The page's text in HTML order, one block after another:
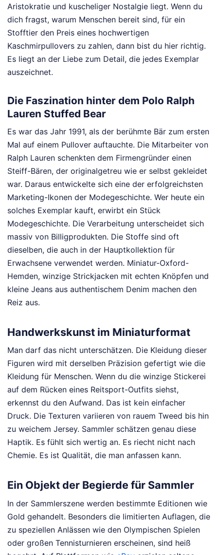
Aristokratie und kuscheliger Nostalgie liegt. Wenn du
dich fragst, warum Menschen bereit sind, für ein
Stofftier den Preis eines hochwertigen
Kaschmirpullovers zu zahlen, dann bist du hier richtig.
Es liegt an der Liebe zum Detail, die jedes Exemplar
auszeichnet.
Die Faszination hinter dem Polo Ralph
Lauren Stuffed Bear
Es war das Jahr 1991, als der berühmte Bär zum ersten
Mal auf einem Pullover auftauchte. Die Mitarbeiter von
Ralph Lauren schenkten dem Firmengründer einen
Steiff-Bären, der originalgetreu wie er selbst gekleidet
war. Daraus entwickelte sich eine der erfolgreichsten
Marketing-Ikonen der Modegeschichte. Wer heute ein
solches Exemplar kauft, erwirbt ein Stück
Modegeschichte. Die Verarbeitung unterscheidet sich
massiv von Billigprodukten. Die Stoffe sind oft
dieselben, die auch in der Hauptkollektion für
Erwachsene verwendet werden. Miniatur-Oxford-
Hemden, winzige Strickjacken mit echten Knöpfen und
kleine Jeans aus authentischem Denim machen den
Reiz aus.
Handwerkskunst im Miniaturformat
Man darf das nicht unterschätzen. Die Kleidung dieser
Figuren wird mit derselben Präzision gefertigt wie die
Kleidung für Menschen. Wenn du die winzige Stickerei
auf dem Rücken eines Reitsport-Outfits siehst,
erkennst du den Aufwand. Das ist kein einfacher
Druck. Die Texturen variieren von rauem Tweed bis hin
zu weichem Jersey. Sammler schätzen genau diese
Haptik. Es fühlt sich wertig an. Es riecht nicht nach
Chemie. Es ist Qualität, die man anfassen kann.
Ein Objekt der Begierde für Sammler
In der Sammlerszene werden bestimmte Editionen wie
Gold gehandelt. Besonders die limitierten Auflagen, die
zu speziellen Anlässen wie den Olympischen Spielen
oder großen Tennisturnieren erscheinen, sind heiß